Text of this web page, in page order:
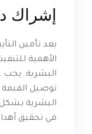
إشراك
يعد تأمين
الأهمية
البشرية. يجب
توصيل القيمة
البشرية
في تحقيق